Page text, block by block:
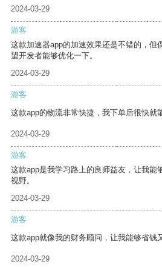
2024-03-29
游客
这款加速器app的加速效果还是不错的，但
望开发者能够优化一下。
2024-03-29
游客
这款app的物流非常快捷，我下单后很快就
2024-03-29
游客
这款app是我学习路上的良师益友，让我能
视野。
2024-03-29
游客
这款app就像我的财务顾问，让我能够省钱
2024-03-29